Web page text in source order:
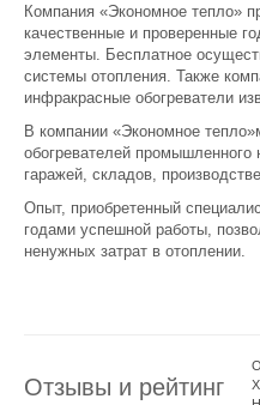
Компания «Экономное тепло»
качественные и проверенные
элементы. Бесплатное
системы отопления. Также
инфракрасные обогреватели
В компании «Экономное
обогревателей промышленного
гаражей, складов,
Опыт, приобретенный
годами успешной работы,
ненужных затрат в отоплении.
Отзывы и рейтинг